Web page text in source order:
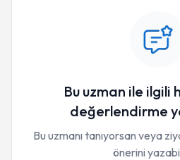
Bu uzman ile ilgili
değerlendirme
Bu uzmanı tanıyorsan veya
önerini